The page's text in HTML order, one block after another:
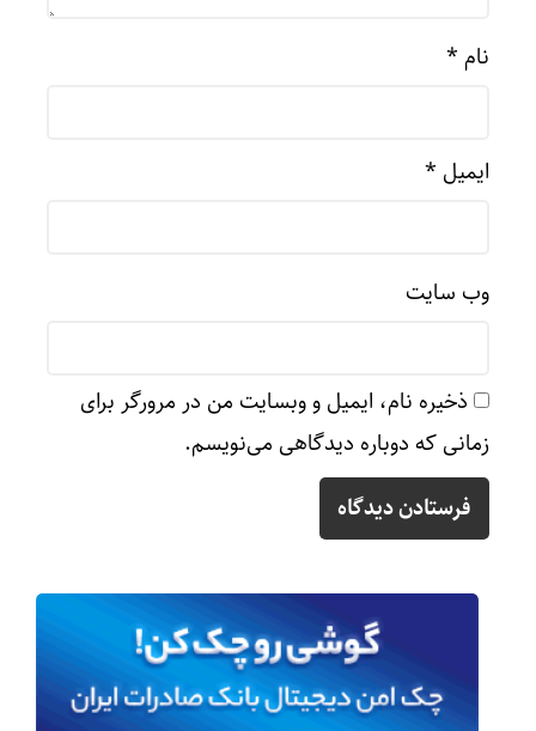
نام *
ایمیل *
وب‌ سایت
ذخیره نام، ایمیل و وبسایت من در مرورگر برای
زمانی که دوباره دیدگاهی می‌نویسم.